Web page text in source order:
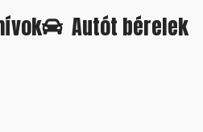
Autót bérelek